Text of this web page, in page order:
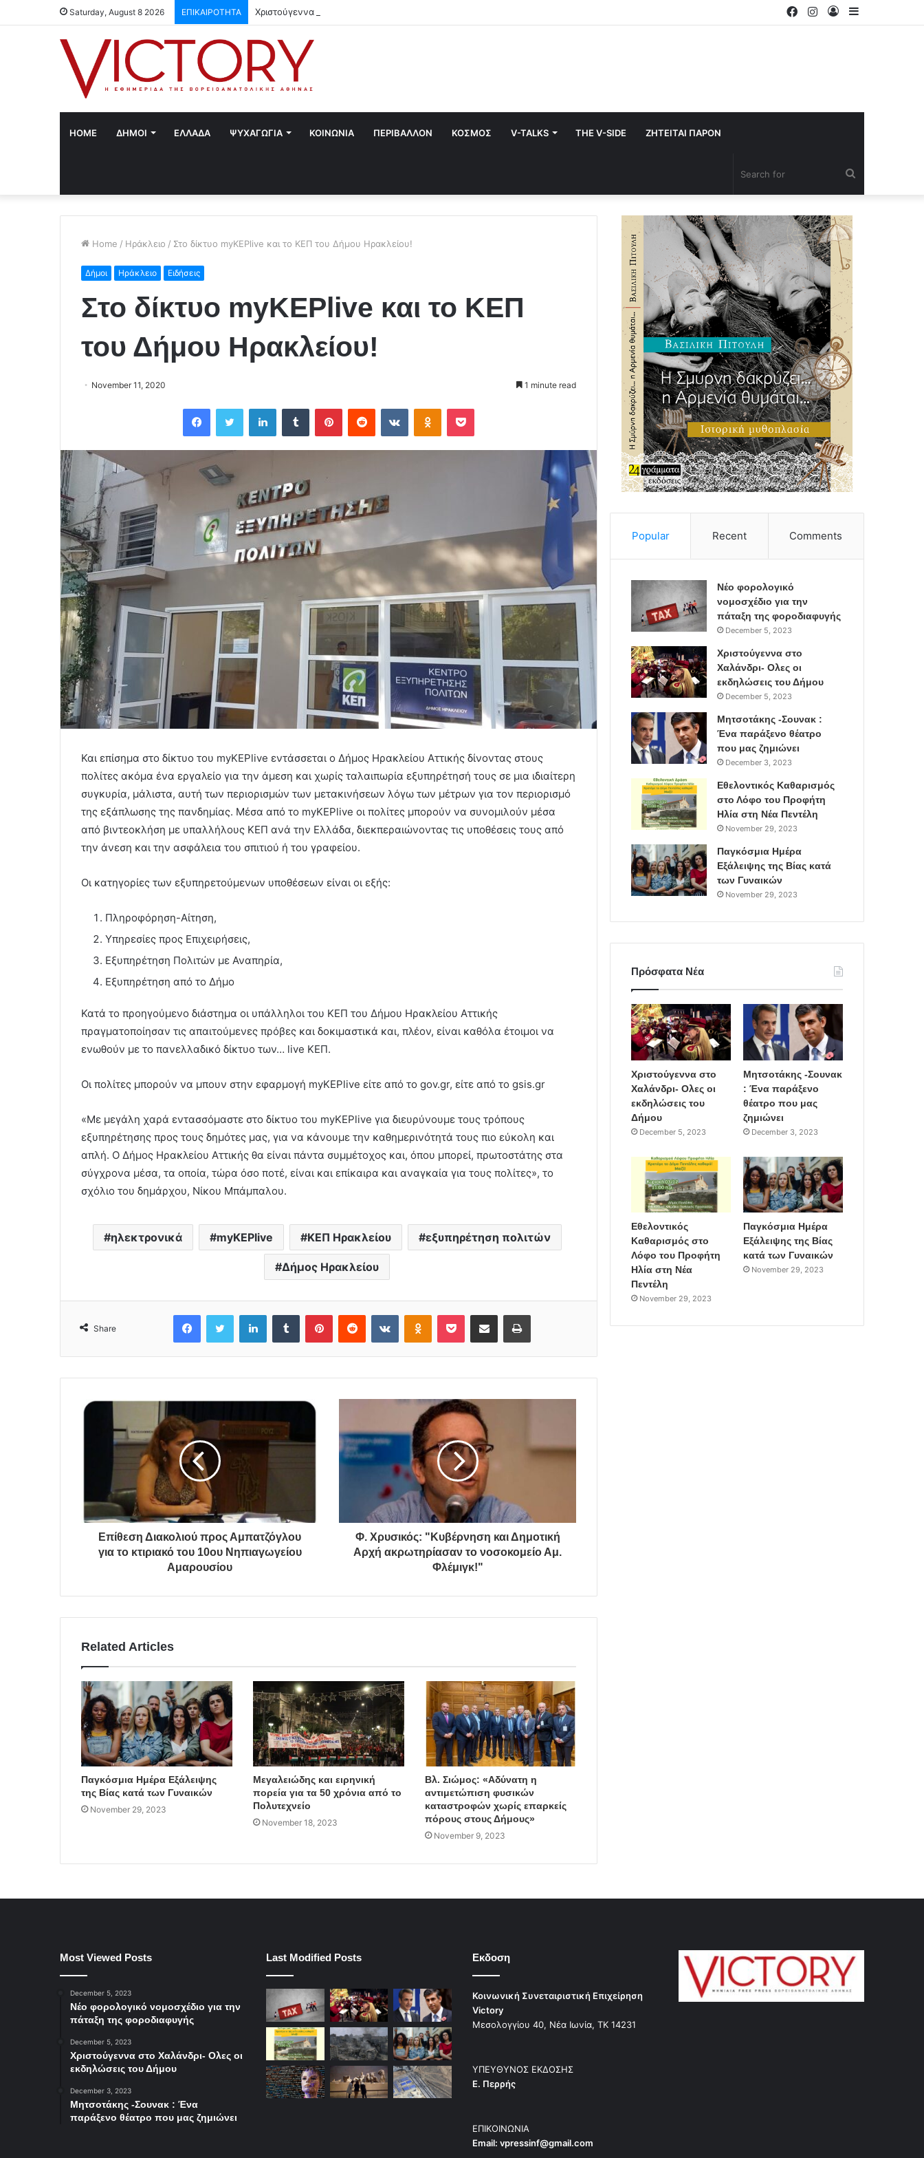
Saturday, August 8 2026 ΕΠΙΚΑΙΡΟΤΗΤΑ Χριστούγεννα στο Χαλάνδρι- Ολες οι εκδηλώσεις του Δήμου
Log
Instagram
Facebook
HOME ΔΗΜΟΙ ΕΛΛΑΔΑ ΨΥΧΑΓΩΓΙΑ ΚΟΙΝΩΝΙΑ ΠΕΡΙΒΑΛΛΟΝ ΚΟΣΜΟΣ V-TALKS THE V-SIDE ΖΗΤΕΙΤΑΙ ΠΑΡΟΝ
Home / Ηράκλειο / Στο δίκτυο myKEPlive και το ΚΕΠ του Δήμου Ηρακλείου!
Δήμοι Ηράκλειο Ειδήσεις
Στο δίκτυο myKEPlive και το ΚΕΠ
του Δήμου Ηρακλείου!
November 11, 2020 1 minute read
Και επίσημα στο δίκτυο του myKEPlive εντάσσεται ο Δήμος Ηρακλείου Αττικής δίνοντας στους
πολίτες ακόμα ένα εργαλείο για την άμεση και χωρίς ταλαιπωρία εξυπηρέτησή τους σε μια ιδιαίτερη
συγκυρία, μάλιστα, αυτή των περιορισμών των μετακινήσεων λόγω των μέτρων για τον περιορισμό
της εξάπλωσης της πανδημίας. Μέσα από το myKEPlive οι πολίτες μπορούν να συνομιλούν μέσα
από βιντεοκλήση με υπαλλήλους ΚΕΠ ανά την Ελλάδα, διεκπεραιώνοντας τις υποθέσεις τους από
την άνεση και την ασφάλεια του σπιτιού ή του γραφείου.
Οι κατηγορίες των εξυπηρετούμενων υποθέσεων είναι οι εξής:
Πληροφόρηση-Αίτηση,
Υπηρεσίες προς Επιχειρήσεις,
Εξυπηρέτηση Πολιτών με Αναπηρία,
Εξυπηρέτηση από το Δήμο
Κατά το προηγούμενο διάστημα οι υπάλληλοι του ΚΕΠ του Δήμου Ηρακλείου Αττικής
πραγματοποίησαν τις απαιτούμενες πρόβες και δοκιμαστικά και, πλέον, είναι καθόλα έτοιμοι να
ενωθούν με το πανελλαδικό δίκτυο των… live ΚΕΠ.
Οι πολίτες μπορούν να μπουν στην εφαρμογή myKEPlive είτε από το gov.gr, είτε από το gsis.gr
«Με μεγάλη χαρά εντασσόμαστε στο δίκτυο του myKEPlive για διευρύνουμε τους τρόπους
εξυπηρέτησης προς τους δημότες μας, για να κάνουμε την καθημερινότητά τους πιο εύκολη και
απλή. Ο Δήμος Ηρακλείου Αττικής θα είναι πάντα συμμέτοχος και, όπου μπορεί, πρωτοστάτης στα
σύγχρονα μέσα, τα οποία, τώρα όσο ποτέ, είναι και επίκαιρα και αναγκαία για τους πολίτες», το
σχόλιο του δημάρχου, Νίκου Μπάμπαλου.
ηλεκτρονικά myKEPlive ΚΕΠ Ηρακλείου εξυπηρέτηση πολιτών
Δήμος Ηρακλείου
Share
Επίθεση Διακολιού προς Αμπατζόγλου
για το κτιριακό του 10ου Νηπιαγωγείου
Αμαρουσίου
Φ. Χρυσικός: "Κυβέρνηση και Δημοτική
Αρχή ακρωτηρίασαν το νοσοκομείο Αμ.
Φλέμιγκ!"
Related Articles
Παγκόσμια Ημέρα Εξάλειψης
της Βίας κατά των Γυναικών
November 29, 2023
Μεγαλειώδης και ειρηνική
πορεία για τα 50 χρόνια από το
Πολυτεχνείο
November 18, 2023
Βλ. Σιώμος: «Αδύνατη η
αντιμετώπιση φυσικών
καταστροφών χωρίς επαρκείς
πόρους στους Δήμους»
November 9, 2023
Popular Recent Comments
Νέο φορολογικό
νομοσχέδιο για την
πάταξη της φοροδιαφυγής
December 5, 2023
Χριστούγεννα στο
Χαλάνδρι- Ολες οι
εκδηλώσεις του Δήμου
December 5, 2023
Μητσοτάκης -Σουνακ :
Ένα παράξενο θέατρο
που μας ζημιώνει
December 3, 2023
Εθελοντικός Καθαρισμός
στο Λόφο του Προφήτη
Ηλία στη Νέα Πεντέλη
November 29, 2023
Παγκόσμια Ημέρα
Εξάλειψης της Βίας κατά
των Γυναικών
November 29, 2023
Πρόσφατα Νέα
Χριστούγεννα στο
Χαλάνδρι- Ολες οι
εκδηλώσεις του
Δήμου
December 5, 2023
Μητσοτάκης -Σουνακ
: Ένα παράξενο
θέατρο που μας
ζημιώνει
December 3, 2023
Εθελοντικός
Καθαρισμός στο
Λόφο του Προφήτη
Ηλία στη Νέα
Πεντέλη
November 29, 2023
Παγκόσμια Ημέρα
Εξάλειψης της Βίας
κατά των Γυναικών
November 29, 2023
Most Viewed Posts
December 5, 2023
Νέο φορολογικό νομοσχέδιο για την
πάταξη της φοροδιαφυγής
December 5, 2023
Χριστούγεννα στο Χαλάνδρι- Ολες οι
εκδηλώσεις του Δήμου
December 3, 2023
Μητσοτάκης -Σουνακ : Ένα
παράξενο θέατρο που μας ζημιώνει
Last Modified Posts Εκδοση
Κοινωνική Συνεταιριστική Επιχείρηση
Victory
Μεσολογγίου 40, Νέα Ιωνία, ΤΚ 14231
ΥΠΕΥΘΥΝΟΣ ΕΚΔΟΣΗΣ
Ε. Περρής
ΕΠΙΚΟΙΝΩΝΙΑ
Email: vpressinf@gmail.com